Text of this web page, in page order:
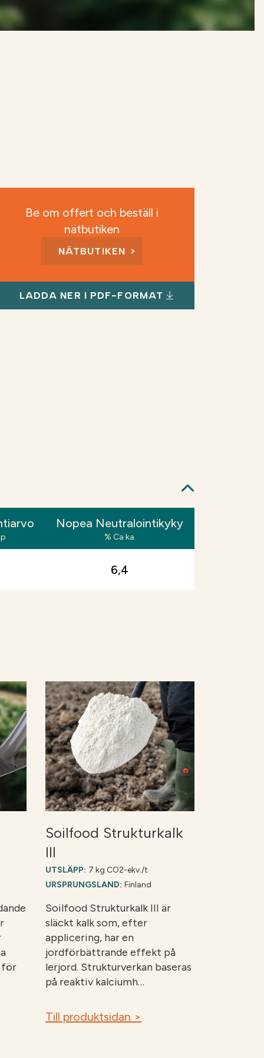
Be om offert och beställ i
nätbutiken
NÄTBUTIKEN
LADDA NER I PDF-FORMAT
Nopea Neutralointikyky
% Ca ka
6,4
för
Soilfood Strukturkalk
III
UTSLÄPP: 7 kg CO2-ekv./t
URSPRUNGSLAND: Finland
Soilfood Strukturkalk III är
släckt kalk som, efter
applicering, har en
jordförbättrande effekt på
lerjord. Strukturverkan baseras
på reaktiv kalciumh…
Till produktsidan >